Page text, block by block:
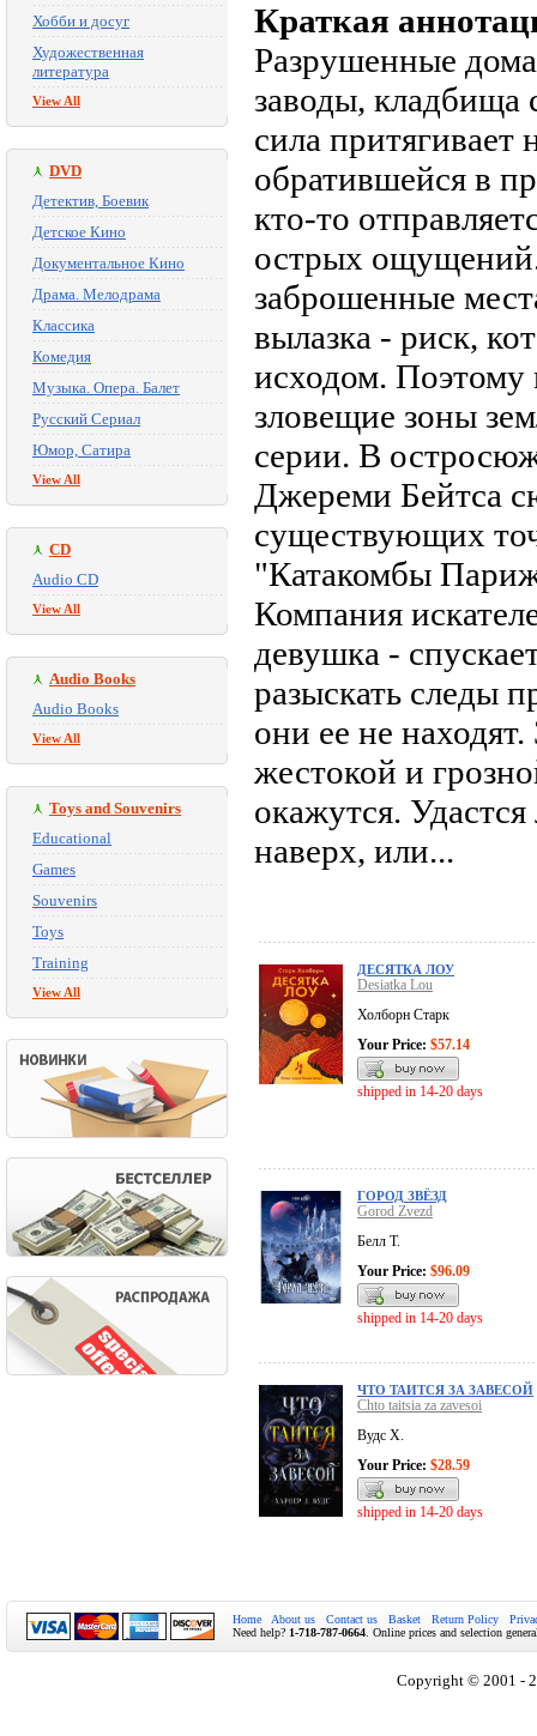
Хобби и досуг
Художественная
литература
View All
DVD
Детектив, Боевик
Детское Кино
Документальное Кино
Драма. Мелодрама
Классика
Комедия
Музыка. Опера. Балет
Русский Сериал
Юмор, Сатира
View All
CD
Audio CD
View All
Audio Books
Audio Books
View All
Toys and Souvenirs
Educational
Games
Souvenirs
Toys
Training
View All
Краткая
Разрушенные
заводы,
сила
обратившейся в
кто-то
острых
заброшенные
вылазка - риск,
исходом. Поэтому
зловещие зоны
серии. В
Джереми Бейтса
существующих
"Катакомбы
Компания
девушка -
разыскать следы
они ее не
жестокой и
окажутся.
наверх, или...
ДЕСЯТКА ЛОУ
Desiatka Lou
Холборн Старк
Your Price: $57.14
shipped in 14-20 days
ГОРОД ЗВЁЗД
Gorod Zvezd
Белл Т.
Your Price: $96.09
shipped in 14-20 days
ЧТО ТАИТСЯ ЗА ЗАВЕСОЙ
Chto taitsia za zavesoi
Вудс Х.
Your Price: $28.59
shipped in 14-20 days
Home About us Contact us Basket Return Policy
Need help? 1-718-787-0664 . Online prices and selection
Copyright © 2001 -